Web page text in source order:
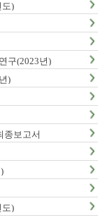
도)
구(2023년)
)
종보고서
도)